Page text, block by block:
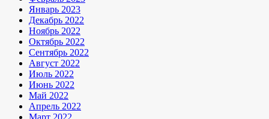
Январь 2023
Декабрь 2022
Ноябрь 2022
Октябрь 2022
Сентябрь 2022
Август 2022
Июль 2022
Июнь 2022
Май 2022
Апрель 2022